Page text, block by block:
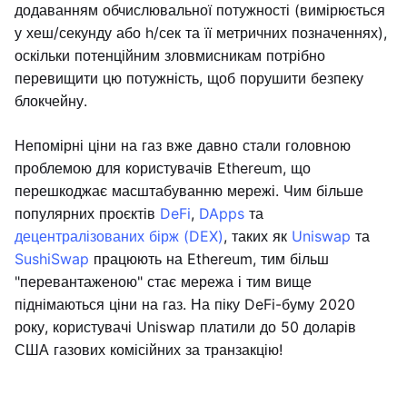
додаванням обчислювальної потужності (вимірюється
у хеш/секунду або h/сек та її метричних позначеннях),
оскільки потенційним зловмисникам потрібно
перевищити цю потужність, щоб порушити безпеку
блокчейну.
Непомірні ціни на газ вже давно стали головною
проблемою для користувачів Ethereum, що
перешкоджає масштабуванню мережі. Чим більше
популярних проєктів DeFi, DApps та
децентралізованих бірж (DEX), таких як Uniswap та
SushiSwap працюють на Ethereum, тим більш
"перевантаженою" стає мережа і тим вище
піднімаються ціни на газ. На піку DeFi-буму 2020
року, користувачі Uniswap платили до 50 доларів
США газових комісійних за транзакцію!